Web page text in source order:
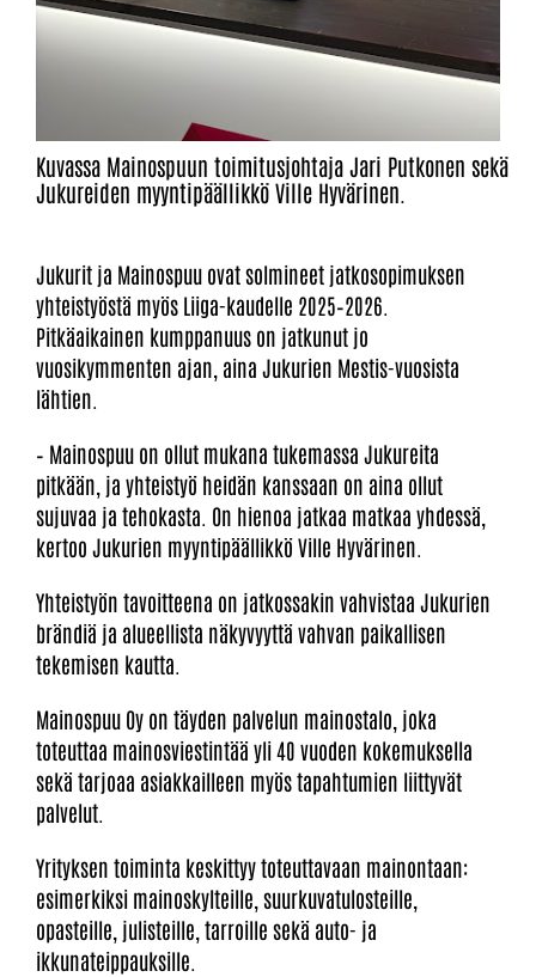
Kuvassa Mainospuun toimitusjohtaja Jari Putkonen sekä
Jukureiden myyntipäällikkö Ville Hyvärinen.
Jukurit ja Mainospuu ovat solmineet jatkosopimuksen
yhteistyöstä myös Liiga-kaudelle 2025–2026.
Pitkäaikainen kumppanuus on jatkunut jo
vuosikymmenten ajan, aina Jukurien Mestis-vuosista
lähtien.
– Mainospuu on ollut mukana tukemassa Jukureita
pitkään, ja yhteistyö heidän kanssaan on aina ollut
sujuvaa ja tehokasta. On hienoa jatkaa matkaa yhdessä,
kertoo Jukurien myyntipäällikkö Ville Hyvärinen.
Yhteistyön tavoitteena on jatkossakin vahvistaa Jukurien
brändiä ja alueellista näkyvyyttä vahvan paikallisen
tekemisen kautta.
Mainospuu Oy on täyden palvelun mainostalo, joka
toteuttaa mainosviestintää yli 40 vuoden kokemuksella
sekä tarjoaa asiakkailleen myös tapahtumien liittyvät
palvelut.
Yrityksen toiminta keskittyy toteuttavaan mainontaan:
esimerkiksi mainoskylteille, suurkuvatulosteille,
opasteille, julisteille, tarroille sekä auto- ja
ikkunateippauksille.